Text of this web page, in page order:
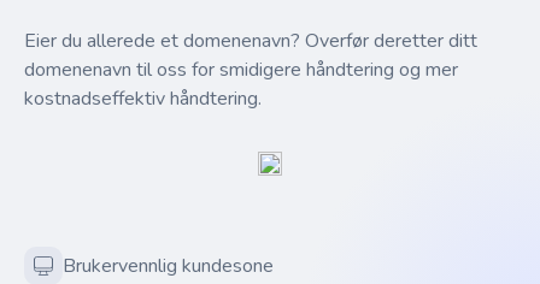
Eier du allerede et domenenavn? Overfør deretter ditt
domenenavn til oss for smidigere håndtering og mer
kostnadseffektiv håndtering.
Brukervennlig kundesone